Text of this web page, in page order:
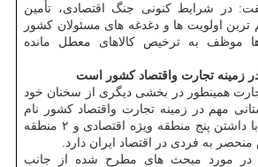
در شرایط کنونی جنگ اقتصادی، تأمین
ترین اولویت ها و دغدغه های مسئولان کشور
موظف به ترخیص کالاهای معطل مانده
زمینه تجارت واقتصاد کشور است
همینطور در بخشی دیگری از سخنان خود
مهم در زمینه تجارت واقتصاد کشور نام
برد وگفت: این استان با داشتن پنج منطقه ویژه اقتصادی و ۲ منطقه
به فردی در اقتصاد ایران دارد.
در مورد مبحث های مطرح شده از جانب